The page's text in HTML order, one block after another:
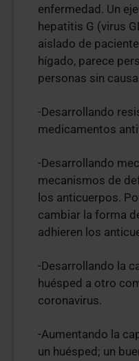
enfermedad. Un
hepatitis G (virus
aislado de
hígado, parece
personas sin
-Desarrollando
medicamentos
-Desarrollando
mecanismos de
los anticuerpos.
cambiar la forma
adhieren los
-Desarrollando la
huésped a otro
coronavirus.
-Aumentando la
un huésped; un